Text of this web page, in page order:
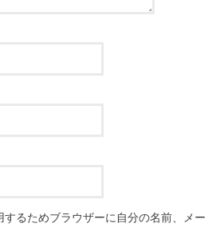
するためブラウザーに自分の名前、メー